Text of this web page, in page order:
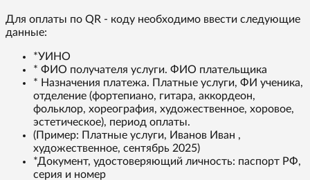
Для оплаты по QR - коду необходимо ввести следующие
данные:
*УИНО
* ФИО получателя услуги. ФИО плательщика
* Назначения платежа. Платные услуги, ФИ ученика,
отделение (фортепиано, гитара, аккордеон,
фольклор, хореография, художественное, хоровое,
эстетическое), период оплаты.
(Пример: Платные услуги, Иванов Иван ,
художественное, сентябрь 2025)
*Документ, удостоверяющий личность: паспорт РФ,
серия и номер